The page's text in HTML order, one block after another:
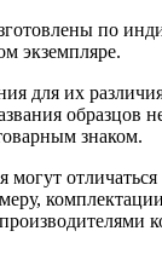
по
экземпляре.
для их
образцов
знаком.
могут